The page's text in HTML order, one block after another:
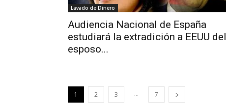
Lavado de Dinero
Audiencia Nacional de España
estudiará la extradición a EEUU del
esposo...
1 2 3 ... 7